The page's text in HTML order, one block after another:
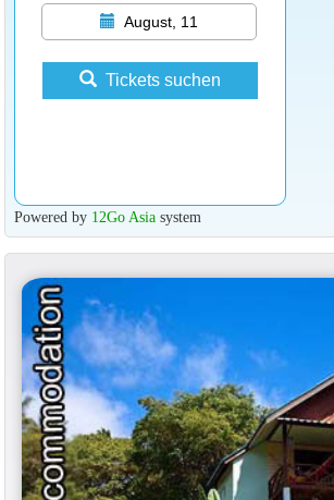
August, 11
Tickets suchen
Powered by 12Go Asiasystem